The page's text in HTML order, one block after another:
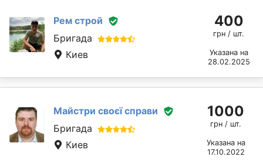
Рем строй
Бригада
Киев
400
грн / шт.
Указана на
28.02.2025
Майстри своєї справи
Бригада
Киев
1000
грн / шт.
Указана на
17.10.2022